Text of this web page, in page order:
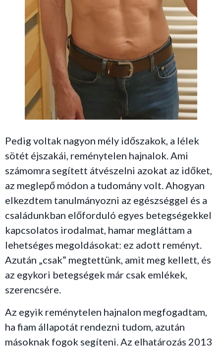
Pedig voltak nagyon mély időszakok, a lélek
sötét éjszakái, reménytelen hajnalok. Ami
számomra segített átvészelni azokat az időket,
az meglepő módon a tudomány volt. Ahogyan
elkezdtem tanulmányozni az egészséggel és a
családunkban előforduló egyes betegségekkel
kapcsolatos irodalmat, hamar megláttam a
lehetséges megoldásokat: ez adott reményt.
Azután „csak” megtettünk, amit meg kellett, és
az egykori betegségek már csak emlékek,
szerencsére.
Az egyik reménytelen hajnalon megfogadtam,
ha fiam állapotát rendezni tudom, azután
másoknak fogok segíteni. Az elhatározás 2013